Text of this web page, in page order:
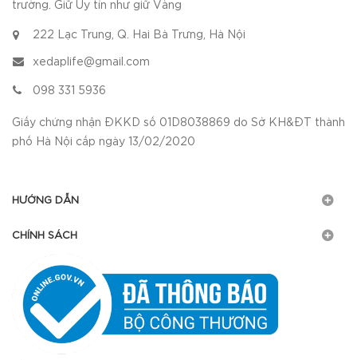
trường. Giữ Uy tín như giữ Vàng
222 Lạc Trung, Q. Hai Bà Trưng, Hà Nội
xedaplife@gmail.com
098 331 5936
Giấy chứng nhận ĐKKD số 01D8038869 do Sở KH&ĐT thành
phố Hà Nội cấp ngày 13/02/2020
HƯỚNG DẪN
CHÍNH SÁCH